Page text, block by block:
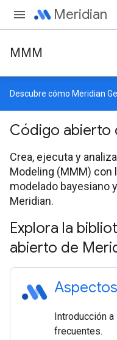
Meridian
MMM
Descubre cómo Meridian
Código abierto
Crea, ejecuta y
Modeling (MMM) con
modelado bayesiano
Meridian.
Explora la
abierto de
Introducción
frecuentes.